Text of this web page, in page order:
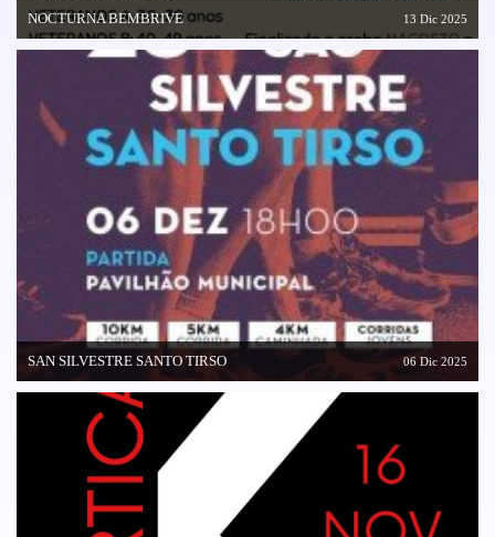
NOCTURNA BEMBRIVE 13 Dic 2025
SAN SILVESTRE SANTO TIRSO 06 Dic 2025